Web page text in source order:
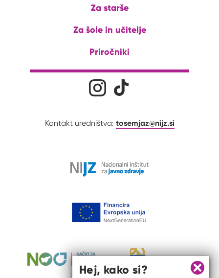
Za starše
Za šole in učitelje
Priročniki
Družabna omrežjaNa naš Instagram profil
Kontakt uredništva: tosemjaz@nijz.si
Zapri
Hej, kako si?